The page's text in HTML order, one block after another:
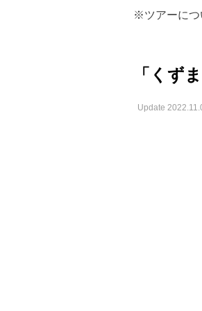
※ツアーにつ
「くず
Update